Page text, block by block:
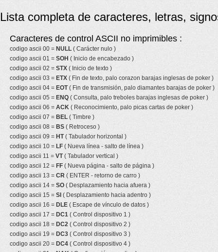
Lista completa de caracteres, letras,
Caracteres de control ASCII no imprimibles :
codigo ascii 00 = NULL ( Carácter nulo )
codigo ascii 01 = SOH ( Inicio de encabezado )
codigo ascii 02 = STX ( Inicio de texto )
codigo ascii 03 = ETX ( Fin de texto, palo corazon barajas inglesas de poker )
codigo ascii 04 = EOT( Fin de transmisión, palo diamantes barajas de poker )
codigo ascii 05 = ENQ ( Consulta, palo treboles barajas inglesas de poker )
codigo ascii 06 = ACK ( Reconocimiento, palo picas cartas de poker )
codigo ascii 07 = BEL ( Timbre )
codigo ascii 08 = BS ( Retroceso )
codigo ascii 09 = HT( Tabulador horizontal )
codigo ascii 10 = LF ( Nueva línea - salto de línea )
codigo ascii 11 = VT( Tabulador vertical )
codigo ascii 12 = FF ( Nueva página - salto de página )
codigo ascii 13 = CR ( ENTER - retorno de carro )
codigo ascii 14 = SO ( Desplazamiento hacia afuera )
codigo ascii 15 = SI ( Desplazamiento hacia adentro )
codigo ascii 16 = DLE ( Escape de vínculo de datos )
codigo ascii 17 = DC1 ( Control dispositivo 1 )
codigo ascii 18 = DC2 ( Control dispositivo 2 )
codigo ascii 19 = DC3 ( Control dispositivo 3 )
codigo ascii 20 = DC4 ( Control dispositivo 4 )